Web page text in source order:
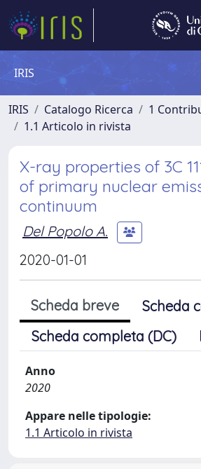
IRIS
IRIS Catalogo Ricerca
1
1.1 Articolo in rivista
X-ray properties of 3C
of primary nuclear
continuum
Del Popolo A.
2020-01-01
Scheda breve
Scheda
Scheda completa (DC)
Anno
2020
Appare nelle tipologie:
1.1 Articolo in rivista